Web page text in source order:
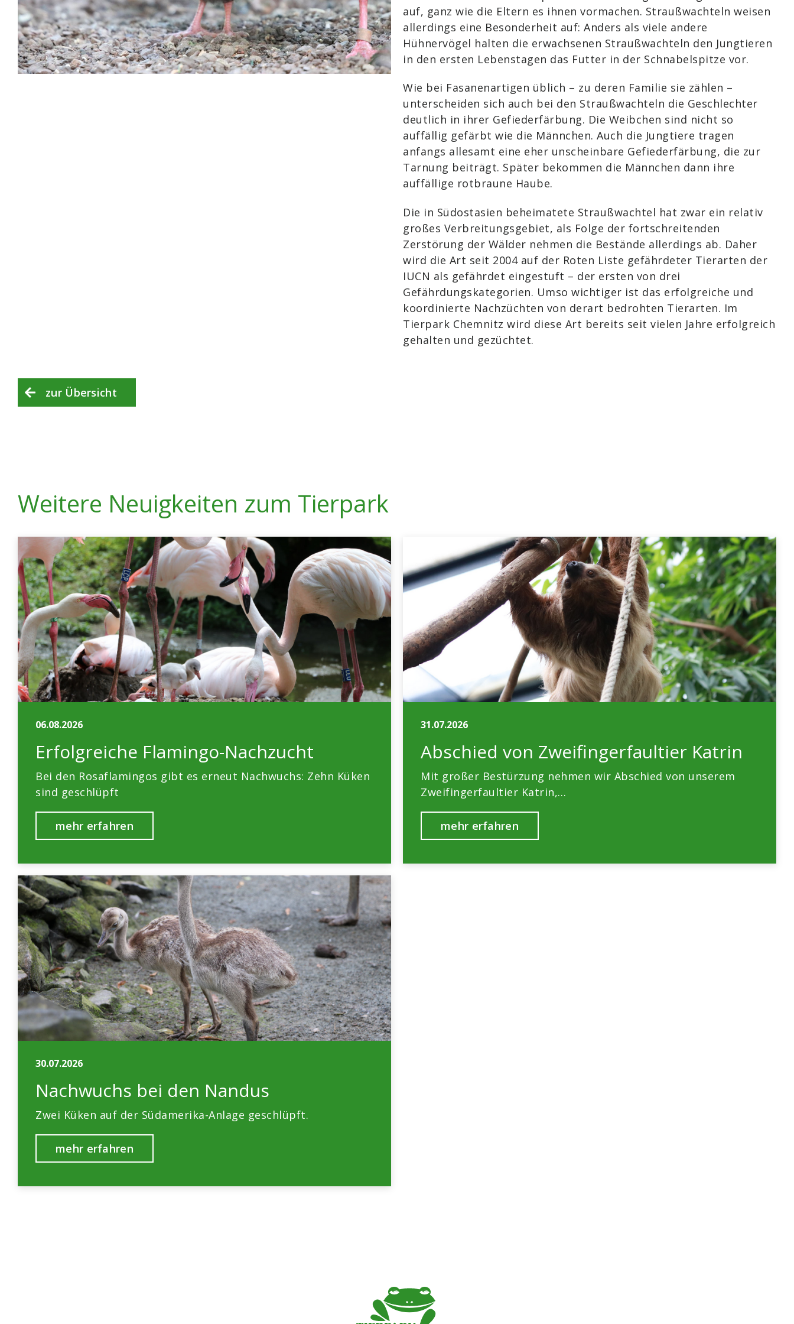
auf, ganz wie die Eltern es ihnen vormachen. Straußwachteln weisen
allerdings eine Besonderheit auf: Anders als viele andere
Hühnervögel halten die erwachsenen Straußwachteln den Jungtieren
in den ersten Lebenstagen das Futter in der Schnabelspitze vor.
Wie bei Fasanenartigen üblich – zu deren Familie sie zählen –
unterscheiden sich auch bei den Straußwachteln die Geschlechter
deutlich in ihrer Gefiederfärbung. Die Weibchen sind nicht so
auffällig gefärbt wie die Männchen. Auch die Jungtiere tragen
anfangs allesamt eine eher unscheinbare Gefiederfärbung, die zur
Tarnung beiträgt. Später bekommen die Männchen dann ihre
auffällige rotbraune Haube.
Die in Südostasien beheimatete Straußwachtel hat zwar ein relativ
großes Verbreitungsgebiet, als Folge der fortschreitenden
Zerstörung der Wälder nehmen die Bestände allerdings ab. Daher
wird die Art seit 2004 auf der Roten Liste gefährdeter Tierarten der
IUCN als gefährdet eingestuft – der ersten von drei
Gefährdungskategorien. Umso wichtiger ist das erfolgreiche und
koordinierte Nachzüchten von derart bedrohten Tierarten. Im
Tierpark Chemnitz wird diese Art bereits seit vielen Jahre erfolgreich
gehalten und gezüchtet.
zur Übersicht
Weitere Neuigkeiten zum Tierpark
06.08.2026
Erfolgreiche Flamingo-Nachzucht
Bei den Rosaflamingos gibt es erneut Nachwuchs: Zehn Küken
sind geschlüpft
mehr erfahren
31.07.2026
Abschied von Zweifingerfaultier Katrin
Mit großer Bestürzung nehmen wir Abschied von unserem
Zweifingerfaultier Katrin,…
mehr erfahren
30.07.2026
Nachwuchs bei den Nandus
Zwei Küken auf der Südamerika-Anlage geschlüpft.
mehr erfahren
1 Jahr